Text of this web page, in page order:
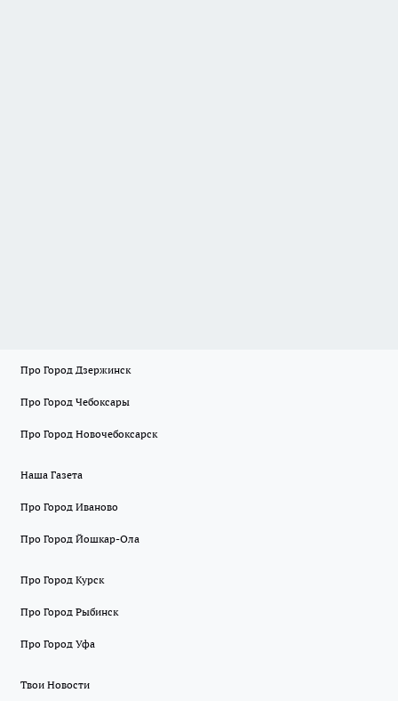
Про Город Дзержинск
Про Город Чебоксары
Про Город Новочебоксарск
Наша Газета
Про Город Иваново
Про Город Йошкар-Ола
Про Город Курск
Про Город Рыбинск
Про Город Уфа
Твои Новости